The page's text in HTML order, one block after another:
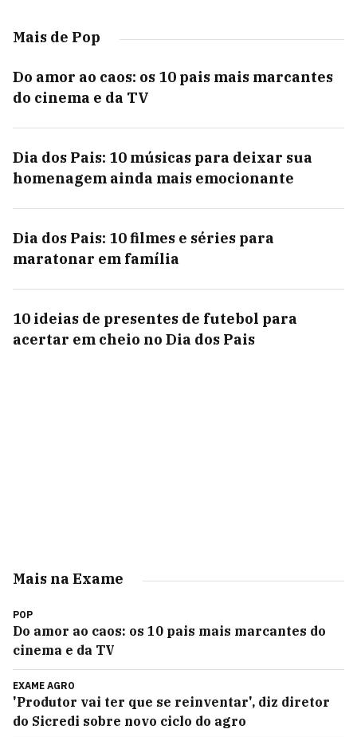
Mais de Pop
Do amor ao caos: os 10 pais mais marcantes
do cinema e da TV
Dia dos Pais: 10 músicas para deixar sua
homenagem ainda mais emocionante
Dia dos Pais: 10 filmes e séries para
maratonar em família
10 ideias de presentes de futebol para
acertar em cheio no Dia dos Pais
Mais na Exame
POP
Do amor ao caos: os 10 pais mais marcantes do
cinema e da TV
EXAME AGRO
'Produtor vai ter que se reinventar', diz diretor
do Sicredi sobre novo ciclo do agro